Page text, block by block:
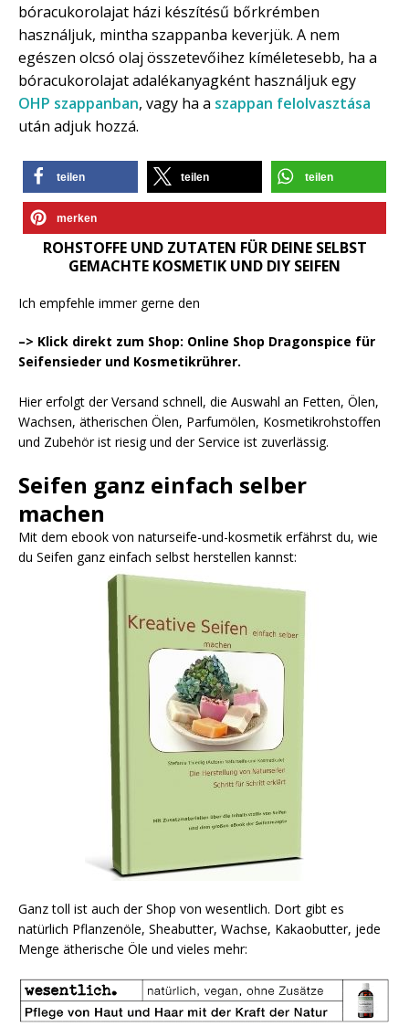
bóracukorolajat házi készítésű bőrkrémben
használjuk, mintha szappanba keverjük. A nem
egészen olcsó olaj összetevőihez kíméletesebb, ha a
bóracukorolajat adalékanyagként használjuk egy
OHP szappanban, vagy ha a szappan felolvasztása
után adjuk hozzá.
teilen teilen teilen
merken
ROHSTOFFE UND ZUTATEN FÜR DEINE SELBST
GEMACHTE KOSMETIK UND DIY SEIFEN
Ich empfehle immer gerne den
–> Klick direkt zum Shop: Online Shop Dragonspice für
Seifensieder und Kosmetikrührer.
Hier erfolgt der Versand schnell, die Auswahl an Fetten, Ölen,
Wachsen, ätherischen Ölen, Parfumölen, Kosmetikrohstoffen
und Zubehör ist riesig und der Service ist zuverlässig.
Seifen ganz einfach selber
machen
Mit dem ebook von naturseife-und-kosmetik erfährst du, wie
du Seifen ganz einfach selbst herstellen kannst:
Ganz toll ist auch der Shop von wesentlich. Dort gibt es
natürlich Pflanzenöle, Sheabutter, Wachse, Kakaobutter, jede
Menge ätherische Öle und vieles mehr: